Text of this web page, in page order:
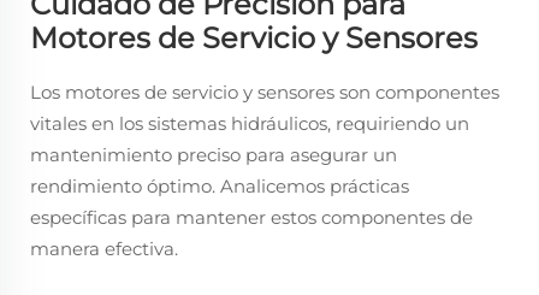
Motores de Servicio y Sensores
Los motores de servicio y sensores son componentes
vitales en los sistemas hidráulicos, requiriendo un
mantenimiento preciso para asegurar un
rendimiento óptimo. Analicemos prácticas
específicas para mantener estos componentes de
manera efectiva.